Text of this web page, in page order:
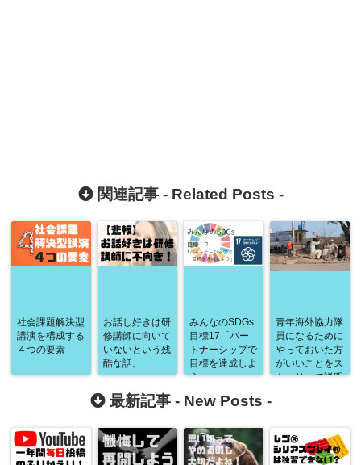
関連記事 - Related Posts -
社会課題解決型
講演を構成する
４つの要素
お話し好きは研
修講師に向いて
いないという残
酷な話。
みんなのSDGs
目標17「パー
トナーシップで
目標を達成しよ
う」
青年海外協力隊
員になるために
やっておいた方
がいいことをス
トーリーで説明
最新記事 - New Posts -